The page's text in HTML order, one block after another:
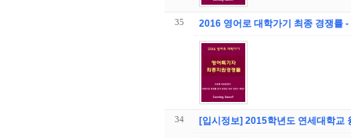
35 2016 영어로 대학가기 최종 경쟁률
34 [입시정보] 2015학년도 연세대학교